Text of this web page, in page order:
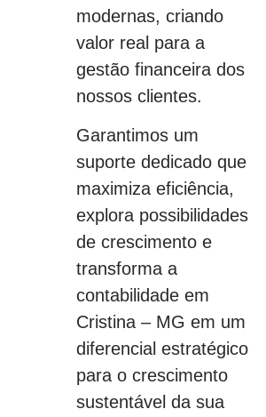
modernas, criando
valor real para a
gestão financeira dos
nossos clientes.
Garantimos um
suporte dedicado que
maximiza eficiência,
explora possibilidades
de crescimento e
transforma a
contabilidade em
Cristina – MG em um
diferencial estratégico
para o crescimento
sustentável da sua